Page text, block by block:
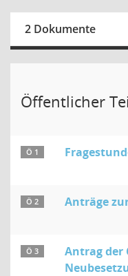
2 Dokumente
Öffentlicher
Ö 1
Ö 2 Anträge
Ö 3
Antrag der